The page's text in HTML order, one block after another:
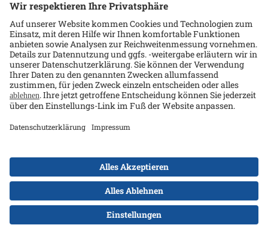
Shop-Service
Informationen
Ansprechpartner
Kontakt
Alle Preise exkl. gesetzl. Mehrwertsteuer zzgl.
Versandkostenund ggf. Nachnahmegebühren, wenn
nicht anders angegeben.